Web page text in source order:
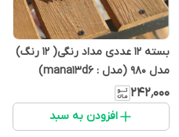
بسته 12 عددی مداد رنگی( 12 رنگ)
مدل 980 (مدل : mana13d6)
۲۴۲٬۰۰۰
افزودن به سبد